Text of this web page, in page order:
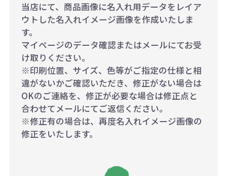
当店にて、商品画像に名入れ用データをレイア
ウトした名入れイメージ画像を作成いたしま
す。
マイページのデータ確認またはメールにてお受
け取りください。
※印刷位置、サイズ、色等がご指定の仕様と相
違がないかご確認いただき、修正がない場合は
OKのご連絡を、修正が必要な場合は修正点と
合わせてメールにてご返信ください。
※修正有の場合は、再度名入れイメージ画像の
修正をいたします。